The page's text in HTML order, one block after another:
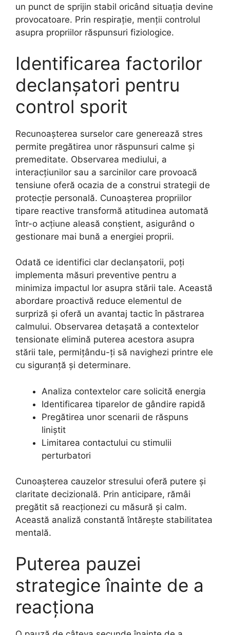
un punct de sprijin stabil oricând situația devine
provocatoare. Prin respirație, menții controlul
asupra propriilor răspunsuri fiziologice.
Identificarea factorilor
declanșatori pentru
control sporit
Recunoașterea surselor care generează stres
permite pregătirea unor răspunsuri calme și
premeditate. Observarea mediului, a
interacțiunilor sau a sarcinilor care provoacă
tensiune oferă ocazia de a construi strategii de
protecție personală. Cunoașterea propriilor
tipare reactive transformă atitudinea automată
într-o acțiune aleasă conștient, asigurând o
gestionare mai bună a energiei proprii.
Odată ce identifici clar declanșatorii, poți
implementa măsuri preventive pentru a
minimiza impactul lor asupra stării tale. Această
abordare proactivă reduce elementul de
surpriză și oferă un avantaj tactic în păstrarea
calmului. Observarea detașată a contextelor
tensionate elimină puterea acestora asupra
stării tale, permițându-ți să navighezi printre ele
cu siguranță și determinare.
Analiza contextelor care solicită energia
Identificarea tiparelor de gândire rapidă
Pregătirea unor scenarii de răspuns
liniștit
Limitarea contactului cu stimulii
perturbatori
Cunoașterea cauzelor stresului oferă putere și
claritate decizională. Prin anticipare, rămâi
pregătit să reacționezi cu măsură și calm.
Această analiză constantă întărește stabilitatea
mentală.
Puterea pauzei
strategice înainte de a
reacționa